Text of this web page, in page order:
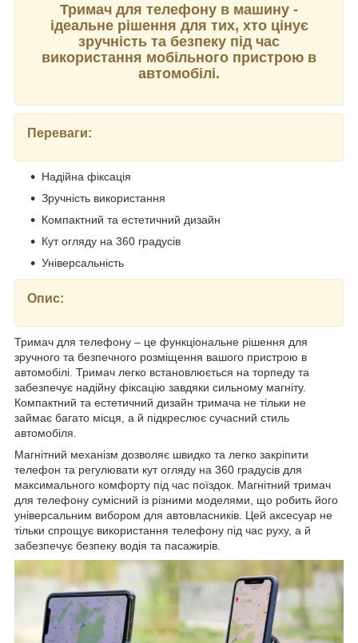
Тримач для телефону в машину -
ідеальне рішення для тих, хто цінує
зручність та безпеку під час
використання мобільного пристрою в
автомобілі.
Переваги:
Надійна фіксація
Зручність використання
Компактний та естетичний дизайн
Кут огляду на 360 градусів
Універсальність
Опис:
Тримач для телефону – це функціональне рішення для
зручного та безпечного розміщення вашого пристрою в
автомобілі. Тримач легко встановлюється на торпеду та
забезпечує надійну фіксацію завдяки сильному магніту.
Компактний та естетичний дизайн тримача не тільки не
займає багато місця, а й підкреслює сучасний стиль
автомобіля.
Магнітний механізм дозволяє швидко та легко закріпити
телефон та регулювати кут огляду на 360 градусів для
максимального комфорту під час поїздок. Магнітний тримач
для телефону сумісний із різними моделями, що робить його
універсальним вибором для автовласників. Цей аксесуар не
тільки спрощує використання телефону під час руху, а й
забезпечує безпеку водія та пасажирів.